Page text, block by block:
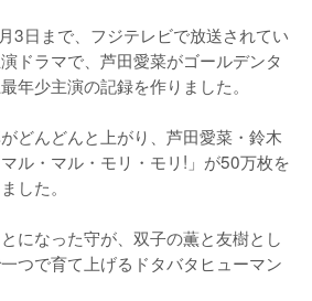
3日まで、フジテレビで放送されてい
ドラマで、芦田愛菜がゴールデンタ
年少主演の記録を作りました。
どんどんと上がり、芦田愛菜・鈴木
ル・マル・モリ・モリ!」が50万枚を
した。
になった守が、双子の薫と友樹とし
つで育て上げるドタバタヒューマン